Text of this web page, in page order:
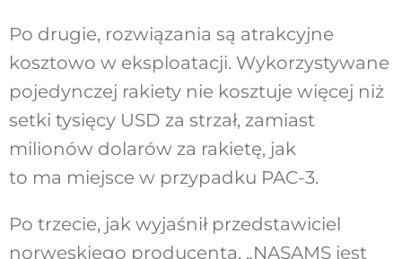
Po drugie, rozwiązania są atrakcyjne
kosztowo w eksploatacji. Wykorzystywane
pojedynczej rakiety nie kosztuje więcej niż
setki tysięcy USD za strzał, zamiast
milionów dolarów za rakietę, jak
to ma miejsce w przypadku PAC-3.
Po trzecie, jak wyjaśnił przedstawiciel
norweskiego producenta, „NASAMS jest